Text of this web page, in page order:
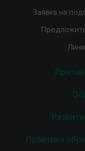
Заявка на
Политика